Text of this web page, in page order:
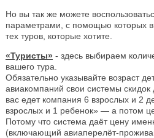
Но вы так же можете
параметрами, с помощью которых
тех туров, которые хотите.
«Туристы» - здесь выбираем
вашего тура.
Обязательно указывайте возраст
авиакомпаний свои системы
вас едет компания 6 взрослых и 2
взрослых и 1 ребенок» — а потом
Потому что система даёт цену
(включающий авиаперелёт-